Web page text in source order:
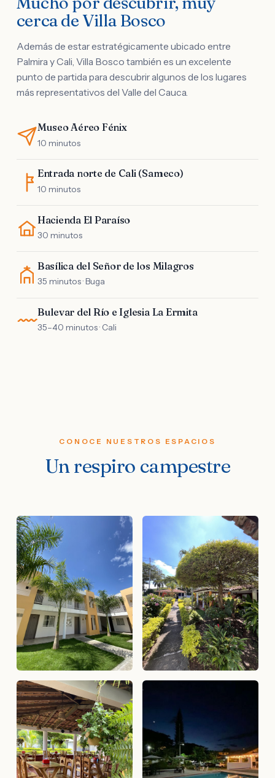
cerca de Villa Bosco
Además de estar estratégicamente ubicado entre
Palmira y Cali, Villa Bosco también es un excelente
punto de partida para descubrir algunos de los lugares
más representativos del Valle del Cauca.
Museo Aéreo Fénix
10 minutos
Entrada norte de Cali (Sameco)
10 minutos
Hacienda El Paraíso
30 minutos
Basílica del Señor de los Milagros
35 minutos · Buga
Bulevar del Río e Iglesia La Ermita
35–40 minutos · Cali
CONOCE NUESTROS ESPACIOS
Un respiro campestre